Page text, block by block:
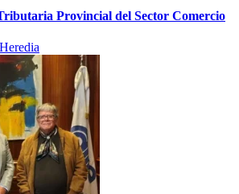
Provincial del Sector Comercio